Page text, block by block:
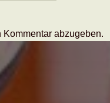
abzugeben.